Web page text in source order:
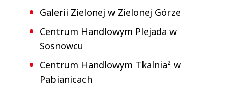
Galerii Zielonej w Zielonej Górze
Centrum Handlowym Plejada w
Sosnowcu
Centrum Handlowym Tkalnia² w
Pabianicach